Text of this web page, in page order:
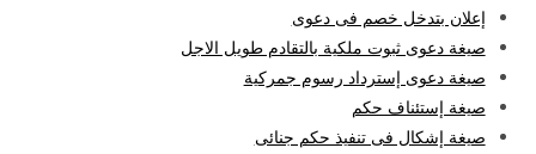
إعلان بتدخل خصم فى دعوى
صيغة دعوى ثبوت ملكية بالتقادم طويل الاجل
صيغة دعوى إسترداد رسوم جمركية
صيغة إستئناف حكم
صيغة إشكال فى تنفيذ حكم جنائى